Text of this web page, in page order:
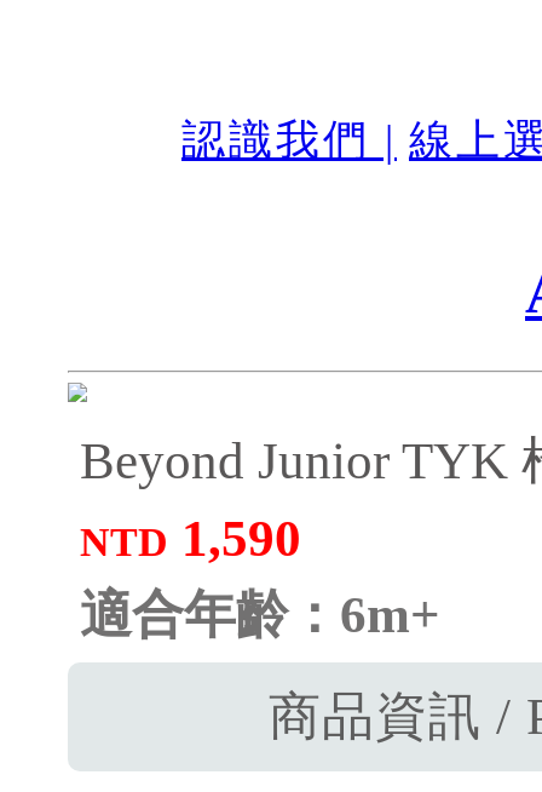
認識我們 | 線上
Beyond Junior TYK
NTD 1,590
適合年齡：6m+
商品資訊 /